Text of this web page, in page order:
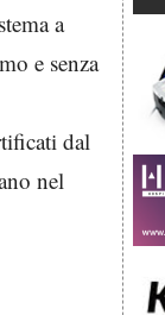
a
e senza
dal
nel